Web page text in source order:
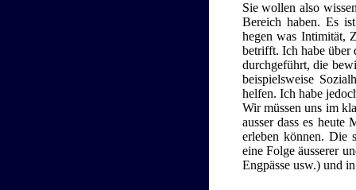
Sie wollen also
Bereich haben. Es
hegen was Intimität,
betrifft. Ich habe über
durchgeführt, die
beispielsweise
helfen. Ich habe
Wir müssen uns im
ausser dass es
erleben können. Die
eine Folge äusserer
Engpässe usw.) und